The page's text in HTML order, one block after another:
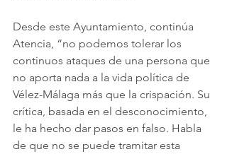
Desde este Ayuntamiento, continúa
Atencia, “no podemos tolerar los
continuos ataques de una persona que
no aporta nada a la vida política de
Vélez-Málaga más que la crispación. Su
crítica, basada en el desconocimiento,
le ha hecho dar pasos en falso. Habla
de que no se puede tramitar esta